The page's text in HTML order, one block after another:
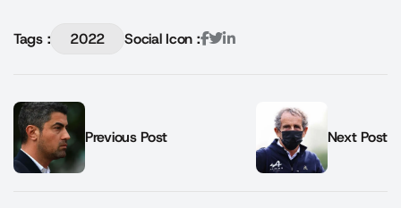
Tags : 2022 Social Icon :
Previous Post Next Post